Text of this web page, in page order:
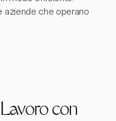
aziende che operano
con